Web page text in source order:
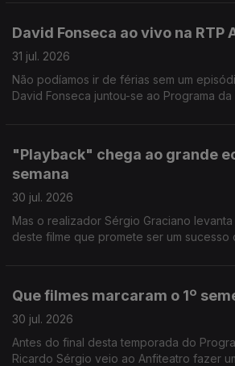
David Fonseca ao vivo na RTP
31 jul. 2026
Não podíamos ir de férias sem um
David Fonseca juntou-se ao Programa da
"Playback" chega ao grande
semana
30 jul. 2026
Mas o realizador Sérgio Graciano
deste filme que promete ser um sucesso
Que filmes marcaram o 1º
30 jul. 2026
Antes do final desta temporada do
Ricardo Sérgio veio ao Anfiteatro fazer